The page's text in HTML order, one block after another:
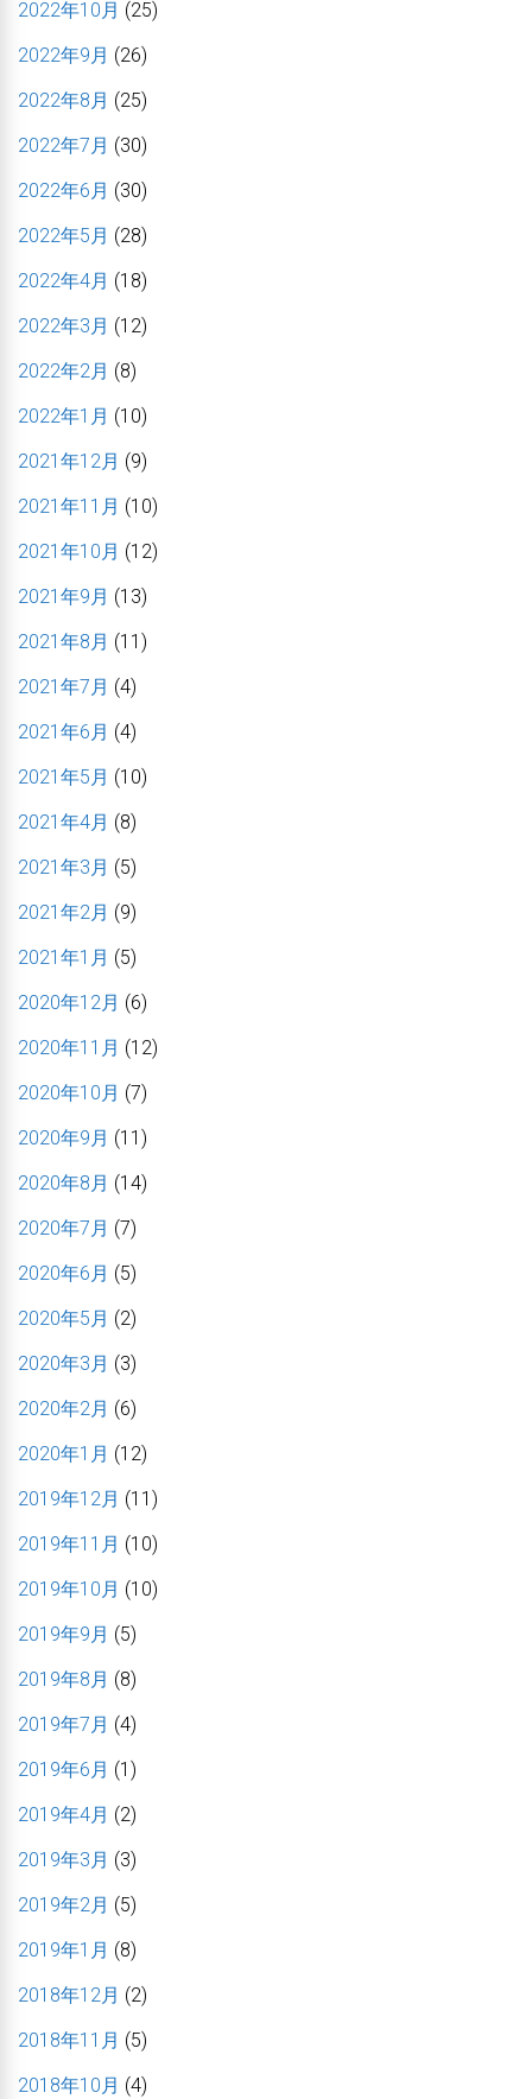
2022年10月 (25)
2022年9月 (26)
2022年8月 (25)
2022年7月 (30)
2022年6月 (30)
2022年5月 (28)
2022年4月 (18)
2022年3月 (12)
2022年2月 (8)
2022年1月 (10)
2021年12月 (9)
2021年11月 (10)
2021年10月 (12)
2021年9月 (13)
2021年8月 (11)
2021年7月 (4)
2021年6月 (4)
2021年5月 (10)
2021年4月 (8)
2021年3月 (5)
2021年2月 (9)
2021年1月 (5)
2020年12月 (6)
2020年11月 (12)
2020年10月 (7)
2020年9月 (11)
2020年8月 (14)
2020年7月 (7)
2020年6月 (5)
2020年5月 (2)
2020年3月 (3)
2020年2月 (6)
2020年1月 (12)
2019年12月 (11)
2019年11月 (10)
2019年10月 (10)
2019年9月 (5)
2019年8月 (8)
2019年7月 (4)
2019年6月 (1)
2019年4月 (2)
2019年3月 (3)
2019年2月 (5)
2019年1月 (8)
2018年12月 (2)
2018年11月 (5)
2018年10月 (4)